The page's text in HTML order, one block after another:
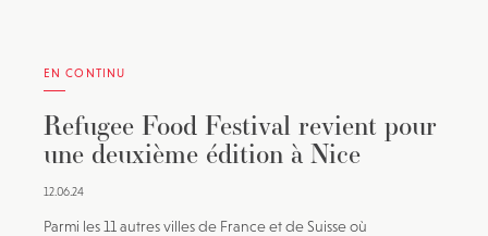
EN CONTINU
Refugee Food Festival revient pour
une deuxième édition à Nice
12.06.24
Parmi les 11 autres villes de France et de Suisse où